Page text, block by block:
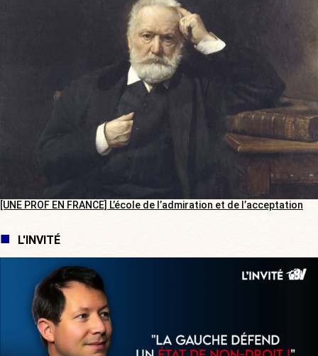
[UNE PROF EN FRANCE] L’école de l’admiration et de l’acceptation
L'INVITÉ